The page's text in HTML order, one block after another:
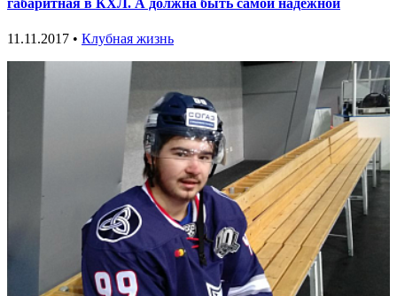
габаритная в КХЛ. А должна быть самой надежной
11.11.2017 • Клубная жизнь